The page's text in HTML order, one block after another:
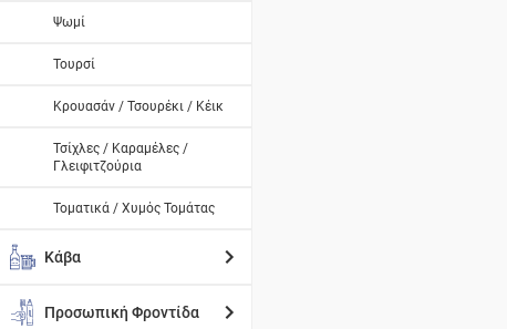
Ψωμί
Τουρσί
Κρουασάν / Τσουρέκι / Κέικ
Τσίχλες / Καραμέλες /
Γλειφιτζούρια
Τοματικά / Χυμός Τομάτας
Κάβα
Προσωπική Φροντίδα